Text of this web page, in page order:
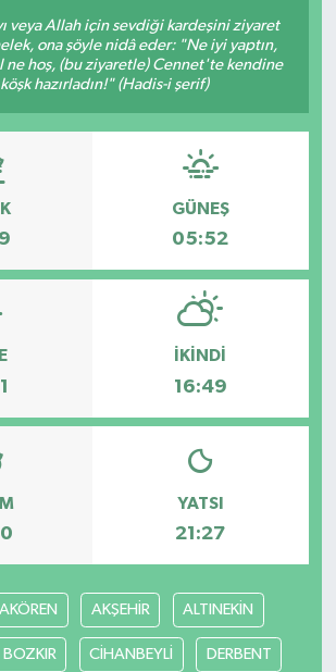
veya Allah için sevdiği kardeşini ziyaret
ona şöyle nidâ eder: "Ne iyi yaptın,
ne hoş, (bu ziyaretle) Cennet'te kendine
hazırladın!" (Hadis-i şerif)
GÜNEŞ
05:52
İKINDI
16:49
YATSI
21:27
AKÖREN AKŞEHİR ALTINEKİN
BOZKIR CİHANBEYLİ DERBENT